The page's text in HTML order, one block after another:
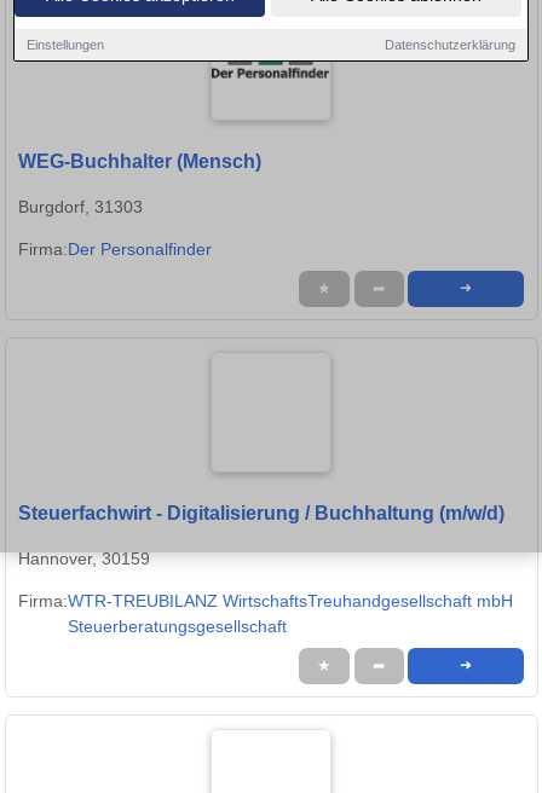
Einstellungen Datenschutzerklärung
WEG-Buchhalter (Mensch)
Burgdorf, 31303
Firma:Der Personalfinder
★ ➦ ➜
Steuerfachwirt - Digitalisierung / Buchhaltung (m/w/d)
Hannover, 30159
Firma:WTR-TREUBILANZ WirtschaftsTreuhandgesellschaft mbH
Steuerberatungsgesellschaft
★ ➦ ➜